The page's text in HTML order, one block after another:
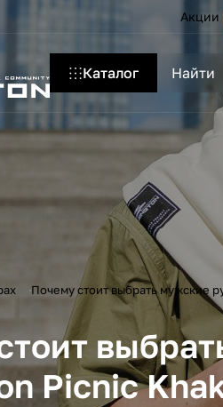
Акции
Каталог
Почему стоит выбрать мужские
Picnic